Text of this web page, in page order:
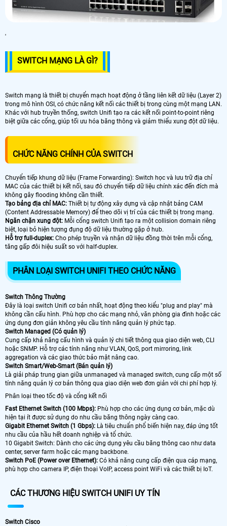
'
SWITCH MẠNG LÀ GÌ?
Switch mạng là thiết bị chuyển mạch hoạt động ở tầng liên kết dữ liệu (Layer 2)
trong mô hình OSI, có chức năng kết nối các thiết bị trong cùng một mạng LAN.
Khác với hub truyền thống, switch Unifi tạo ra các kết nối point-to-point riêng
biệt giữa các cổng, giúp tối ưu hóa băng thông và giảm thiểu xung đột dữ liệu.
CHỨC NĂNG CHÍNH CỦA SWITCH
Chuyển tiếp khung dữ liệu (Frame Forwarding): Switch học và lưu trữ địa chỉ
MAC của các thiết bị kết nối, sau đó chuyển tiếp dữ liệu chính xác đến đích mà
không gây flooding không cần thiết.
Tạo bảng địa chỉ MAC: Thiết bị tự động xây dựng và cập nhật bảng CAM
(Content Addressable Memory) để theo dõi vị trí của các thiết bị trong mạng.
Ngăn chặn xung đột: Mỗi cổng switch Unifi tạo ra một collision domain riêng
biệt, loại bỏ hiện tượng đụng độ dữ liệu thường gặp ở hub.
Hỗ trợ full-duplex: Cho phép truyền và nhận dữ liệu đồng thời trên mỗi cổng,
tăng gấp đôi hiệu suất so với half-duplex.
PHÂN LOẠI SWITCH UNIFI THEO CHỨC NĂNG
Switch Thông Thường
Đây là loại switch Unifi cơ bản nhất, hoạt động theo kiểu "plug and play" mà
không cần cấu hình. Phù hợp cho các mạng nhỏ, văn phòng gia đình hoặc các
ứng dụng đơn giản không yêu cầu tính năng quản lý phức tạp.
Switch Managed (Có quản lý)
Cung cấp khả năng cấu hình và quản lý chi tiết thông qua giao diện web, CLI
hoặc SNMP. Hỗ trợ các tính năng như VLAN, QoS, port mirroring, link
aggregation và các giao thức bảo mật nâng cao.
Switch Smart/Web-Smart (Bán quản lý)
Là giải pháp trung gian giữa unmanaged và managed switch, cung cấp một số
tính năng quản lý cơ bản thông qua giao diện web đơn giản với chi phí hợp lý.
Phân loại theo tốc độ và cổng kết nối
Fast Ethernet Switch (100 Mbps): Phù hợp cho các ứng dụng cơ bản, mặc dù
hiện tại ít được sử dụng do nhu cầu băng thông ngày càng cao.
Gigabit Ethernet Switch (1 Gbps): Là tiêu chuẩn phổ biến hiện nay, đáp ứng tốt
nhu cầu của hầu hết doanh nghiệp và tổ chức.
10 Gigabit Switch: Dành cho các ứng dụng yêu cầu băng thông cao như data
center, server farm hoặc các mạng backbone.
Switch PoE (Power over Ethernet): Có khả năng cung cấp điện qua cáp mạng,
phù hợp cho camera IP, điện thoại VoIP, access point WiFi và các thiết bị IoT.
CÁC THƯƠNG HIỆU SWITCH UNIFI UY TÍN
Switch Cisco